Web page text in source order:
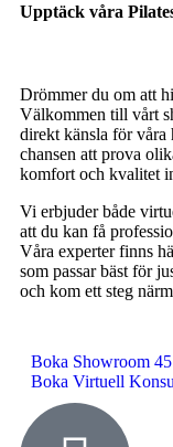
Upptäck våra
Drömmer du om att
Välkommen till vårt
direkt känsla för
chansen att prova
komfort och kvalitet
Vi erbjuder både
att du kan få
Våra experter finns
som passar bäst för
och kom ett steg
Boka Showroom
Boka Virtuell